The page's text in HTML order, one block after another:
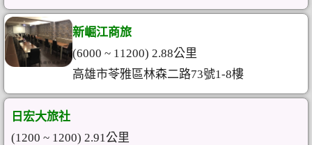
新崛江商旅
(6000 ~ 11200) 2.88公里
高雄市苓雅區林森二路73號1-8樓
日宏大旅社
(1200 ~ 1200) 2.91公里